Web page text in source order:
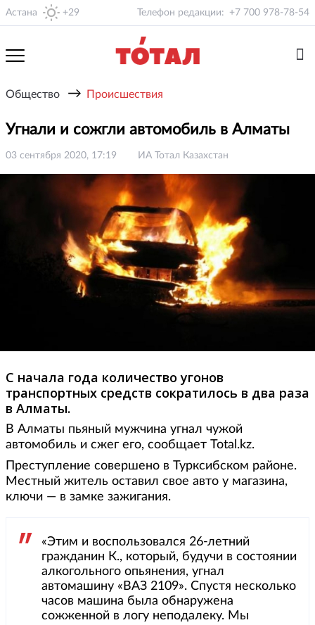
Астана +29 Телефон редакции: +7 700 978-78-54
Общество → Происшествия
Угнали и сожгли автомобиль в Алматы
03 сентября 2020, 17:19 ИА Тотал Казахстан
С начала года количество угонов
транспортных средств сократилось в два раза
в Алматы.
В Алматы пьяный мужчина угнал чужой
автомобиль и сжег его, сообщает Total.kz.
Преступление совершено в Турксибском районе.
Местный житель оставил свое авто у магазина,
ключи — в замке зажигания.
«Этим и воспользовался 26-летний
гражданин К., который, будучи в состоянии
алкогольного опьянения, угнал
автомашину «ВАЗ 2109». Спустя несколько
часов машина была обнаружена
сожженной в логу неподалеку. Мы